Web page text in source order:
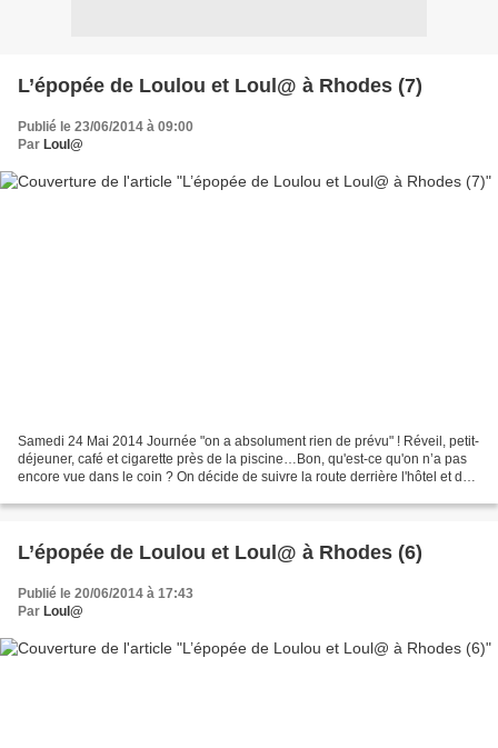
L’épopée de Loulou et Loul@ à Rhodes (7)
Publié le 23/06/2014 à 09:00
Par Loul@
Samedi 24 Mai 2014 Journée "on a absolument rien de prévu" ! Réveil, petit-
déjeuner, café et cigarette près de la piscine…Bon, qu'est-ce qu'on n’a pas
encore vue dans le coin ? On décide de suivre la route derrière l'hôtel et de
L’épopée de Loulou et Loul@ à Rhodes (6)
Publié le 20/06/2014 à 17:43
Par Loul@